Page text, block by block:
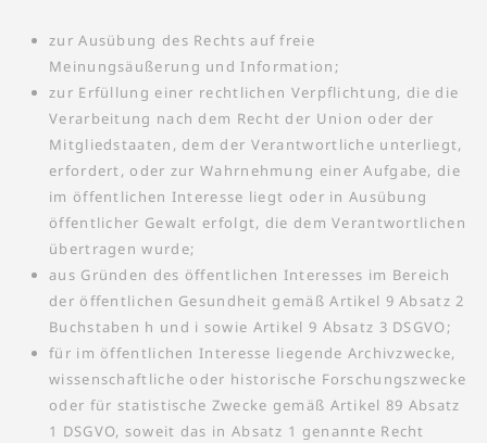
zur Ausübung des Rechts auf freie
Meinungsäußerung und Information;
zur Erfüllung einer rechtlichen Verpflichtung, die die
Verarbeitung nach dem Recht der Union oder der
Mitgliedstaaten, dem der Verantwortliche unterliegt,
erfordert, oder zur Wahrnehmung einer Aufgabe, die
im öffentlichen Interesse liegt oder in Ausübung
öffentlicher Gewalt erfolgt, die dem Verantwortlichen
übertragen wurde;
aus Gründen des öffentlichen Interesses im Bereich
der öffentlichen Gesundheit gemäß Artikel 9 Absatz 2
Buchstaben h und i sowie Artikel 9 Absatz 3 DSGVO;
für im öffentlichen Interesse liegende Archivzwecke,
wissenschaftliche oder historische Forschungszwecke
oder für statistische Zwecke gemäß Artikel 89 Absatz
1 DSGVO, soweit das in Absatz 1 genannte Recht